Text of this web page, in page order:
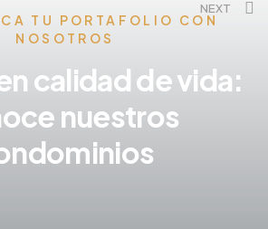
NEXT
TU PORTAFOLIO CON
NOSOTROS
calidad de vida:
nuestros